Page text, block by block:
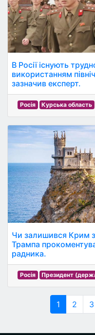
В Росії існують
використанням
зазначив експерт.
Росія Курська область
Чи залишився Крим
Трампа
радника.
Росія Президент
1 2 3